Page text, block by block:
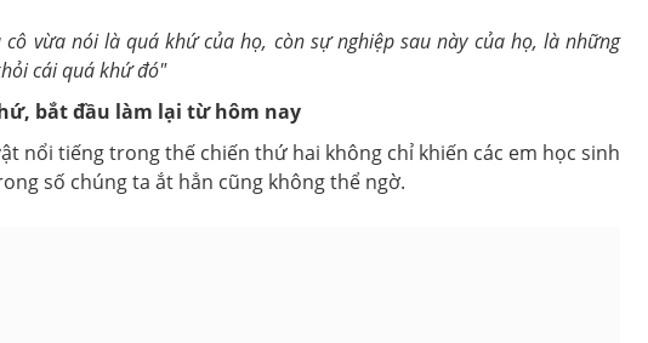
vừa nói là quá khứ của họ, còn sự nghiệp sau này của họ, là những
cái quá khứ đó"
bắt đầu làm lại từ hôm nay
nổi tiếng trong thế chiến thứ hai không chỉ khiến các em học sinh
số chúng ta ắt hẳn cũng không thể ngờ.